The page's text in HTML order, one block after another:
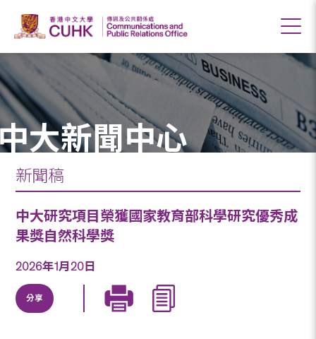
大新聞中心
新聞稿
中大研究項目榮獲國家教育部科學研究優秀成
果獎自然科學獎
2026年1月20日
分享